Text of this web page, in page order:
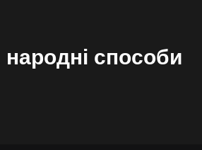
народні способи